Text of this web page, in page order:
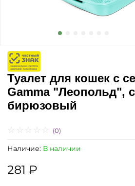
(0)
Наличие: В наличии
Туалет для кошек с
Gamma "Леопольд",
бирюзовый
281 ₽